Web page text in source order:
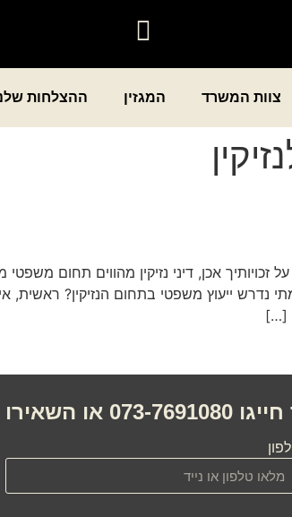
צוות המשרד המגזין ההצלחות
על זכויותיך אכן, דיני נזיקין מהווים תחום
מתי נדרש ייעוץ משפטי בתחום הנזיקין?
[…]
ונחזור בהקדם